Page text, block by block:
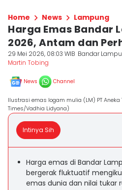
Home News Lampung
Harga Emas Bandar
2026, Antam dan
29 Mei 2026, 08:03 WIB Bandar
Martin Tobing
News Channel
Ilustrasi emas logam mulia (LM) PT
Times/Vadhia Lidyana)
Intinya Sih
Harga emas di Bandar
bergerak fluktuatif
emas dunia dan nilai tukar